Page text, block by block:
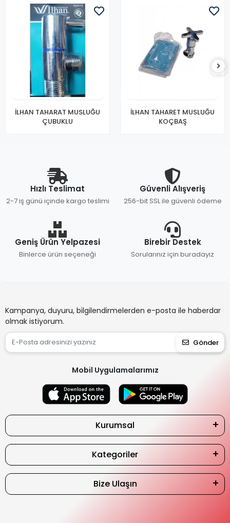
İLHAN TAHARAT MUSLUĞU
ÇUBUKLU
İLHAN TAHARET MUSLUĞU
KOÇBAŞ
Hızlı Teslimat
2-7 iş günü içinde kargo teslimi
Güvenli Alışveriş
256-bit SSL ile güvenli ödeme
Geniş Ürün Yelpazesi
Binlerce ürün seçeneği
Birebir Destek
Sorularınız için buradayız
Kampanya, duyuru, bilgilendirmelerden e-posta ile haberdar
olmak istiyorum.
Gönder
Mobil Uygulamalarımız
Kurumsal
Kategoriler
Bize Ulaşın